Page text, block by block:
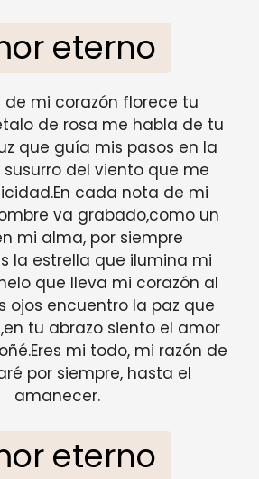
eterno
de mi corazón florece tu
de rosa me habla de tu
que guía mis pasos en la
del viento que me
cada nota de mi
va grabado,como un
mi alma, por siempre
la estrella que ilumina mi
que lleva mi corazón al
ojos encuentro la paz que
tu abrazo siento el amor
mi todo, mi razón de
por siempre, hasta el
amanecer.
eterno